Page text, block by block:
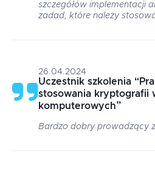
szczegółów implementacji
zadad, które należy
26.04.2024
Uczestnik szkolenia “
stosowania kryptografii
komputerowych”
Bardzo dobry prowadzący